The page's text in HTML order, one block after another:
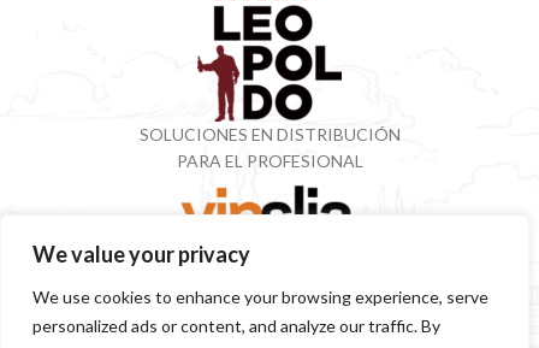
We value your privacy
We use cookies to enhance your browsing experience, serve
personalized ads or content, and analyze our traffic. By
SOLUCIONES EN DISTRIBUCIÓN
PARA EL PROFESIONAL
EN VINOS Y DESTILADOS